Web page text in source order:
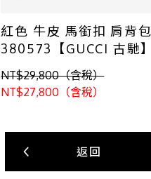
紅色 牛皮 馬銜扣 肩背包
380573【GUCCI 古馳】
380573
NT$29,800（含稅）
NT$27,800（含稅）
返回